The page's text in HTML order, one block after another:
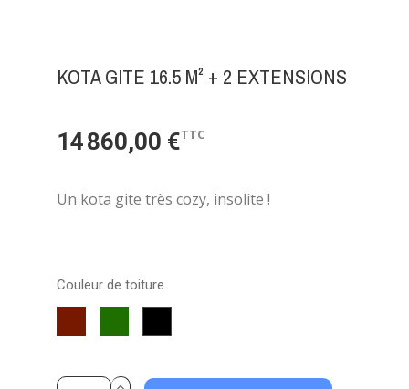
KOTA GITE 16.5 M² + 2 EXTENSIONS
14 860,00 €TTC
Un kota gite très cozy, insolite !
Couleur de toiture
RougeVert
Noir